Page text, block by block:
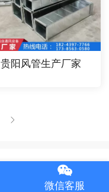
贵阳风管生产厂家
微信客服